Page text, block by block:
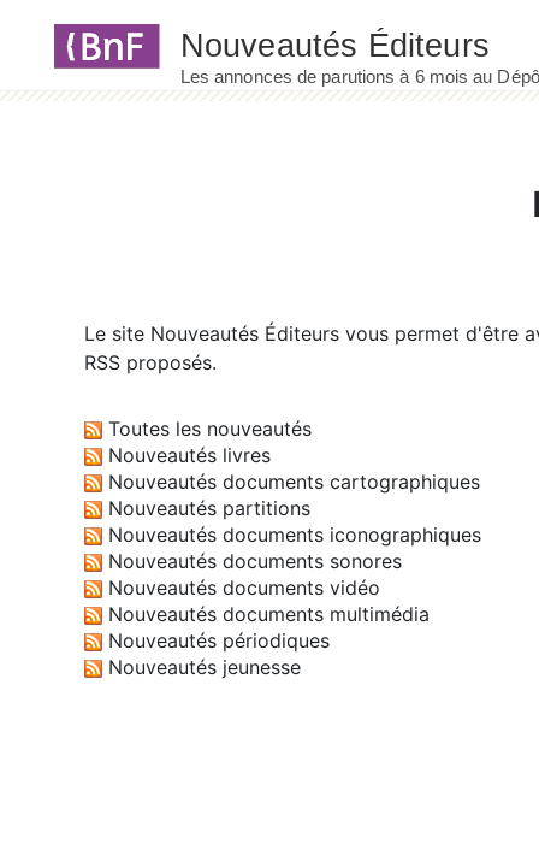
Le site Nouveautés Éditeurs vous permet d'être
RSS proposés.
Toutes les nouveautés
Nouveautés livres
Nouveautés documents cartographiques
Nouveautés partitions
Nouveautés documents iconographiques
Nouveautés documents sonores
Nouveautés documents vidéo
Nouveautés documents multimédia
Nouveautés périodiques
Nouveautés jeunesse